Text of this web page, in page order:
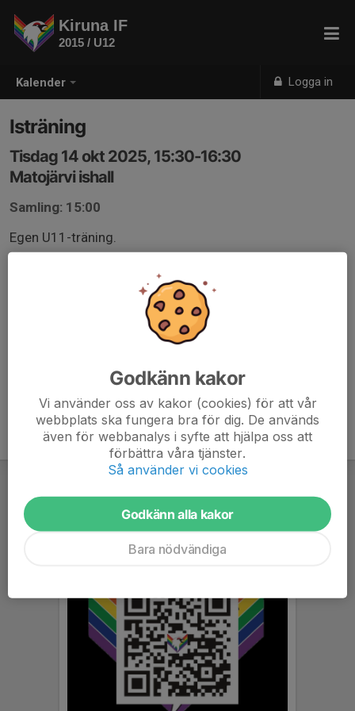
Kalender Logga in
Kiruna IF
2015 / U12
Isträning
Tisdag 14 okt 2025, 15:30-16:30
Matojärvi ishall
Samling: 15:00
Egen U11-träning.
Man kommer till ishallen när man hinner. Om möjligt
gärna 30 minuter före träningen startar.
Godkänn kakor
Vi använder oss av kakor (cookies) för att vår
webbplats ska fungera bra för dig. De används
även för webbanalys i syfte att hjälpa oss att
förbättra våra tjänster.
Så använder vi cookies
Godkänn alla kakor
Bara nödvändiga